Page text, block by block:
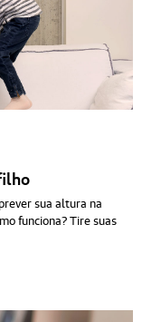
sua altura na
funciona? Tire suas